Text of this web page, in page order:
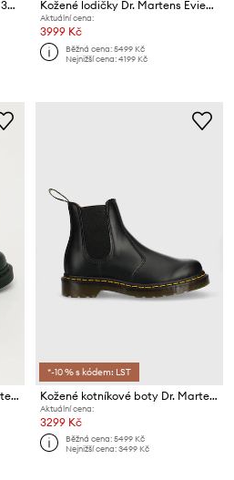
Kožené polobotky Dr. Martens 3989 YS Kožené lodičky Dr. Martens Eviee Mary Jane
Aktuální cena:
3999 Kč
Běžná cena:5499 Kč
Nejnižší cena:4199 Kč
Kožené kotníkové boty Dr. Martens 2976 Mono
*-10 % s kódem: LST
Kožené kotníkové boty Dr. Martens
Aktuální cena:
3299 Kč
Běžná cena:5499 Kč
Nejnižší cena:3499 Kč